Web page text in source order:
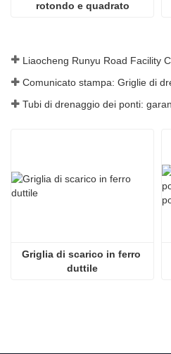
rotondo e quadrato
Griglia di scarico in ferro
duttile